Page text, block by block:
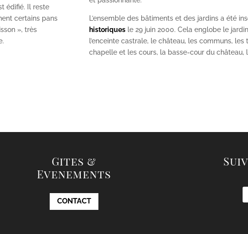
édifié. Il reste
certains pans
», très
L’ensemble des bâtiments et des jardins a été
historiquesle 29 juin 2000. Cela englobe le
l’enceinte castrale, le château, les communs, les
chapelle et les cours, la basse-cour du château,
Gites &
Evenements
CONTACT